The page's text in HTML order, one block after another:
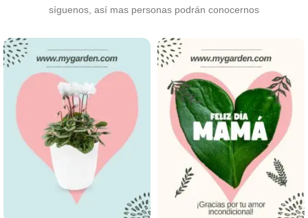
síguenos, así mas personas podrán conocernos